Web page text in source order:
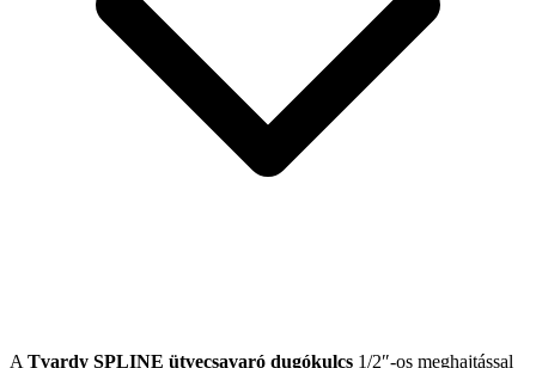
A Tvardy SPLINE ütvecsavaró dugókulcs 1/2″-os meghajtással